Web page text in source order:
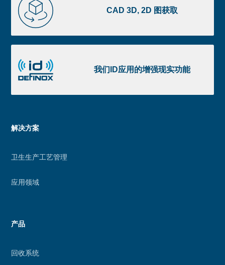
CAD 3D, 2D 图获取
3D,
2D
图
取
我们ID应用的增强现实功能
们
ID
应
的
强
实
Menu
解决方案
卫生生产工艺管理
应用领域
产品
回收系统